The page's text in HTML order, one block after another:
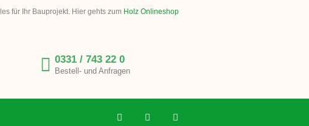
für Ihr Bauprojekt. Hier gehts zum Holz Onlineshop
0331 / 743 22 0
Bestell- und Anfragen